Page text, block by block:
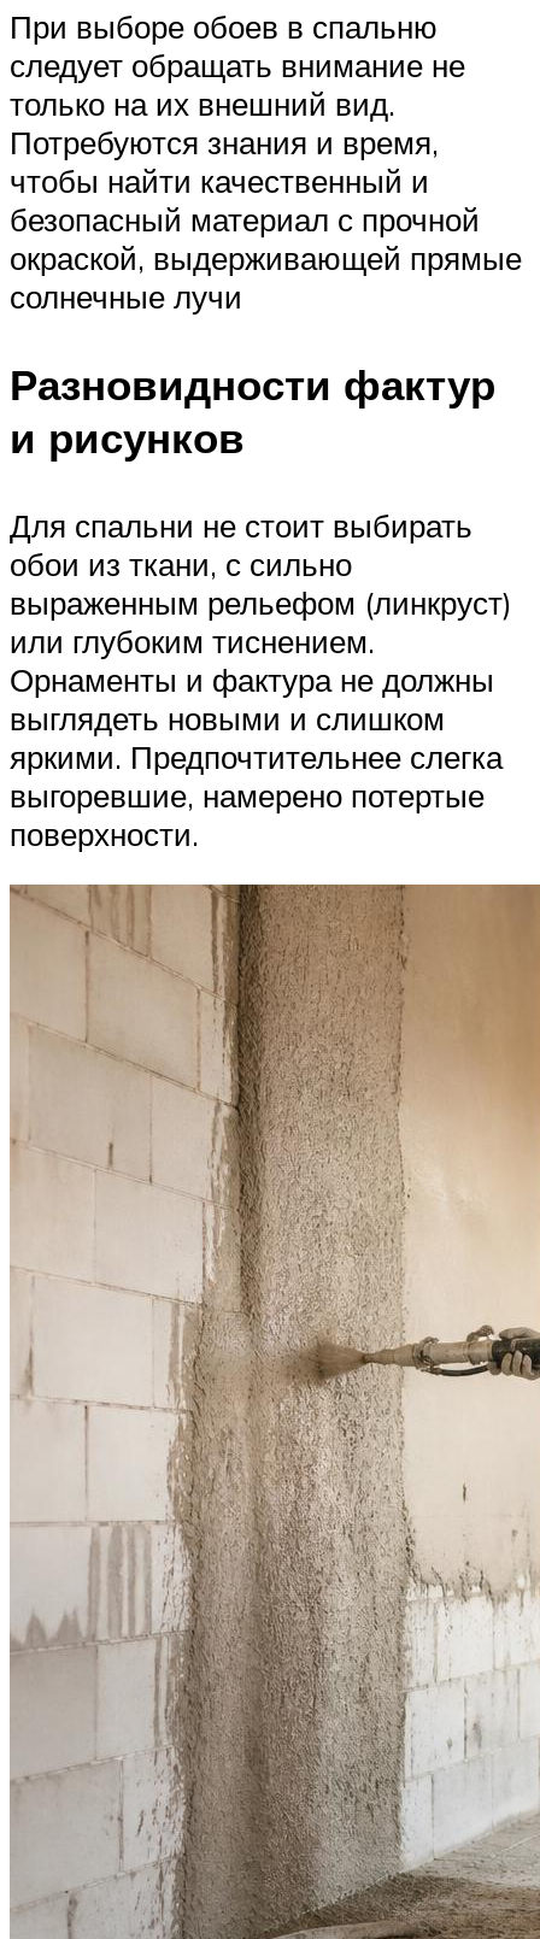
При выборе обоев в спальню
следует обращать внимание не
только на их внешний вид.
Потребуются знания и время,
чтобы найти качественный и
безопасный материал с прочной
окраской, выдерживающей прямые
солнечные лучи
Разновидности фактур
и рисунков
Для спальни не стоит выбирать
обои из ткани, с сильно
выраженным рельефом (линкруст)
или глубоким тиснением.
Орнаменты и фактура не должны
выглядеть новыми и слишком
яркими. Предпочтительнее слегка
выгоревшие, намерено потертые
поверхности.